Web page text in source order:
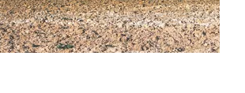
accessible.